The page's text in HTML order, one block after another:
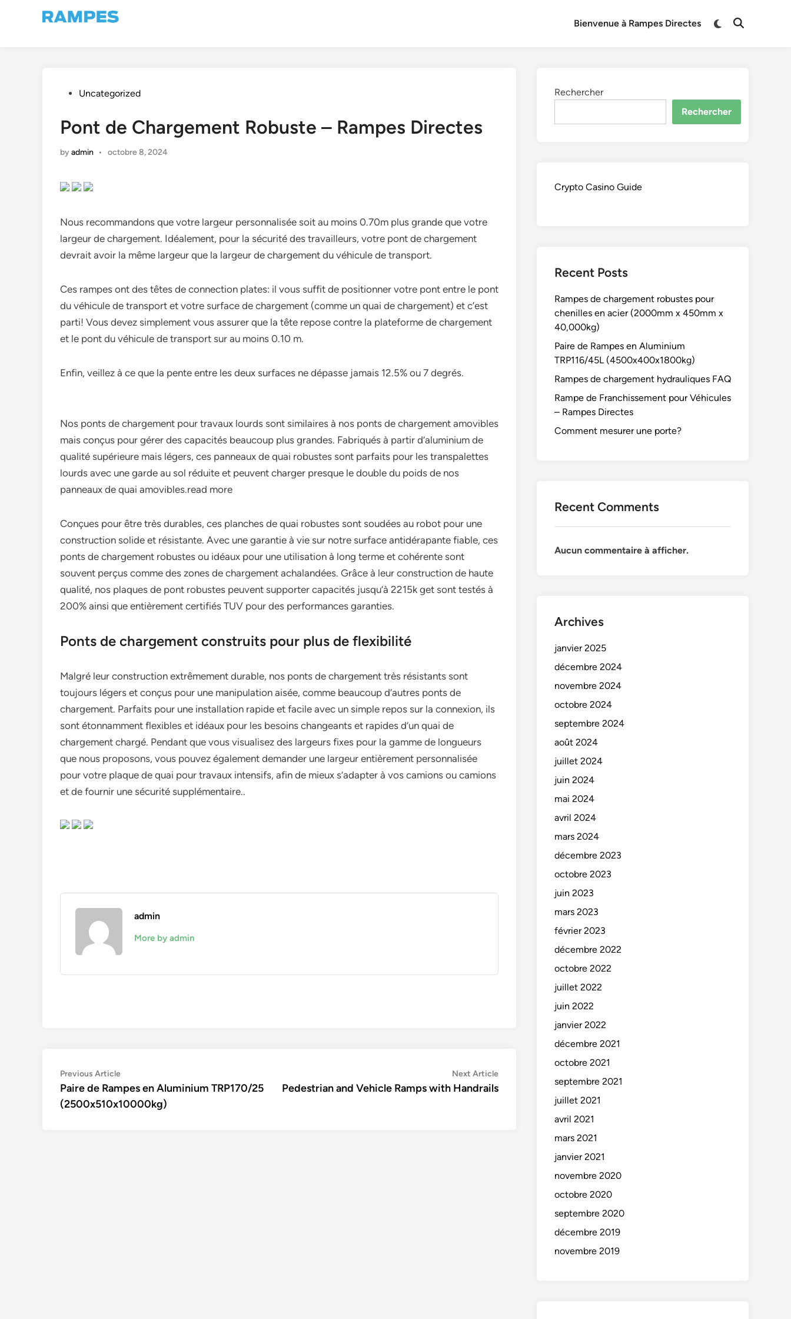
Bienvenue à Rampes Directes
Switch
Open
PostedUncategorized
Pont de Chargement Robuste – Rampes Directes
byadmin • octobre 8, 2024
Nous recommandons que votre largeur personnalisée soit au moins 0.70m plus grande que votre
largeur de chargement. Idéalement, pour la sécurité des travailleurs, votre pont de chargement
devrait avoir la même largeur que la largeur de chargement du véhicule de transport.
Ces rampes ont des têtes de connection plates: il vous suffit de positionner votre pont entre le pont
du véhicule de transport et votre surface de chargement (comme un quai de chargement) et c’est
parti! Vous devez simplement vous assurer que la tête repose contre la plateforme de chargement
et le pont du véhicule de transport sur au moins 0.10 m.
Enfin, veillez à ce que la pente entre les deux surfaces ne dépasse jamais 12.5% ou 7 degrés.
Nos ponts de chargement pour travaux lourds sont similaires à nos ponts de chargement amovibles
mais conçus pour gérer des capacités beaucoup plus grandes. Fabriqués à partir d’aluminium de
qualité supérieure mais légers, ces panneaux de quai robustes sont parfaits pour les transpalettes
lourds avec une garde au sol réduite et peuvent charger presque le double du poids de nos
panneaux de quai amovibles.read more
Conçues pour être très durables, ces planches de quai robustes sont soudées au robot pour une
construction solide et résistante. Avec une garantie à vie sur notre surface antidérapante fiable, ces
ponts de chargement robustes ou idéaux pour une utilisation à long terme et cohérente sont
souvent perçus comme des zones de chargement achalandées. Grâce à leur construction de haute
qualité, nos plaques de pont robustes peuvent supporter capacités jusqu’à 2215k get sont testés à
200% ainsi que entièrement certifiés TUV pour des performances garanties.
Ponts de chargement construits pour plus de flexibilité
Malgré leur construction extrêmement durable, nos ponts de chargement très résistants sont
toujours légers et conçus pour une manipulation aisée, comme beaucoup d’autres ponts de
chargement. Parfaits pour une installation rapide et facile avec un simple repos sur la connexion, ils
sont étonnamment flexibles et idéaux pour les besoins changeants et rapides d’un quai de
chargement chargé. Pendant que vous visualisez des largeurs fixes pour la gamme de longueurs
que nous proposons, vous pouvez également demander une largeur entièrement personnalisée
pour votre plaque de quai pour travaux intensifs, afin de mieux s’adapter à vos camions ou camions
et de fournir une sécurité supplémentaire..
admin
More by admin
Navigation
de
l’article
Previous ArticlePrevious
article:
Paire de Rampes en Aluminium TRP170/25
(2500x510x10000kg)
Next ArticleNext
article:
Pedestrian and Vehicle Ramps with Handrails
Rechercher
Rechercher
Crypto Casino Guide
Recent Posts
Rampes de chargement robustes pour
chenilles en acier (2000mm x 450mm x
40,000kg)
Paire de Rampes en Aluminium
TRP116/45L (4500x400x1800kg)
Rampes de chargement hydrauliques FAQ
Rampe de Franchissement pour Véhicules
– Rampes Directes
Comment mesurer une porte?
Recent Comments
Aucun commentaire à afficher.
Archives
janvier 2025
décembre 2024
novembre 2024
octobre 2024
septembre 2024
août 2024
juillet 2024
juin 2024
mai 2024
avril 2024
mars 2024
décembre 2023
octobre 2023
juin 2023
mars 2023
février 2023
décembre 2022
octobre 2022
juillet 2022
juin 2022
janvier 2022
décembre 2021
octobre 2021
septembre 2021
juillet 2021
avril 2021
mars 2021
janvier 2021
novembre 2020
octobre 2020
septembre 2020
décembre 2019
novembre 2019